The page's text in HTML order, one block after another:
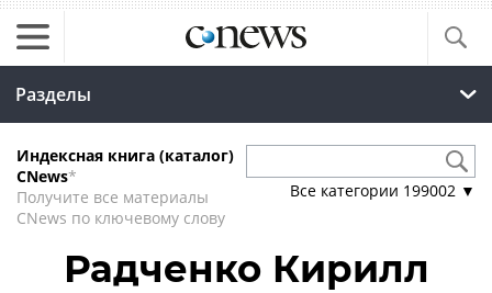
Разделы
Индексная книга (каталог)
CNews*
Получите все материалы
CNews по ключевому слову
Все категории 199002 ▼
Радченко Кирилл